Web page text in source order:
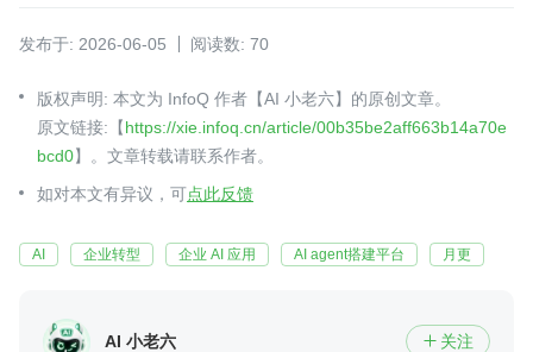
发布于: 2026-06-05 阅读数: 70
版权声明: 本文为 InfoQ 作者【AI 小老六】的原创文章。
原文链接:【https://xie.infoq.cn/article/00b35be2aff663b14a70e
bcd0】。文章转载请联系作者。
如对本文有异议，可点此反馈
AI 企业转型 企业 AI 应用 AI agent搭建平台 月更
AI 小老六  关注